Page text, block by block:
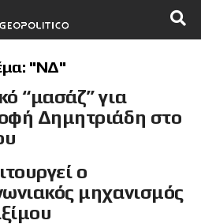
"ΝΔ"
“μασάζ” για
Δημητριάδη στο
ο
μηχανισμός